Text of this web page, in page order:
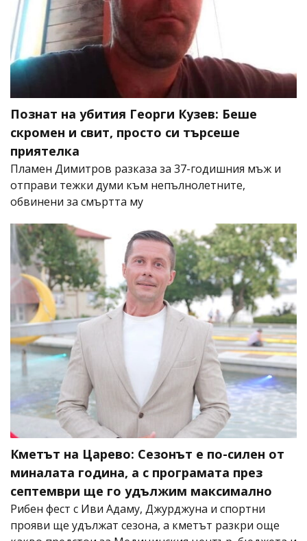
Познат на убития Георги Кузев: Беше
скромен и свит, просто си търсеше
приятелка
Пламен Димитров разказа за 37-годишния мъж и
отправи тежки думи към непълнолетните,
обвинени за смъртта му
Кметът на Царево: Сезонът е по-силен от
миналата година, а с програмата през
септември ще го удължим максимално
Рибен фест с Иви Адаму, Джурджуна и спортни
прояви ще удължат сезона, а кметът разкри още